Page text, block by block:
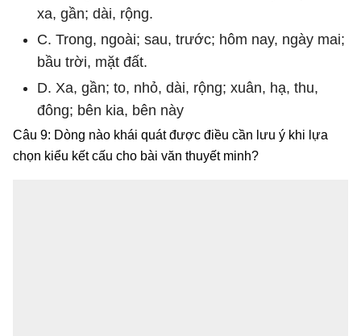
xa, gần; dài, rộng.
C. Trong, ngoài; sau, trước; hôm nay, ngày mai;
bầu trời, mặt đất.
D. Xa, gần; to, nhỏ, dài, rộng; xuân, hạ, thu,
đông; bên kia, bên này
Câu 9: Dòng nào khái quát được điều cần lưu ý khi lựa
chọn kiểu kết cấu cho bài văn thuyết minh?